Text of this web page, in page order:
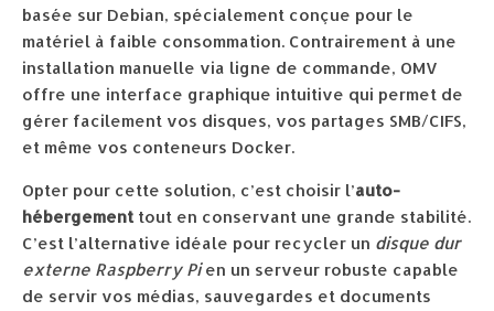
basée sur Debian, spécialement conçue pour le
matériel à faible consommation. Contrairement à une
installation manuelle via ligne de commande, OMV
offre une interface graphique intuitive qui permet de
gérer facilement vos disques, vos partages SMB/CIFS,
et même vos conteneurs Docker.
Opter pour cette solution, c’est choisir l’auto-
hébergement tout en conservant une grande stabilité.
C’est l’alternative idéale pour recycler un disque dur
externe Raspberry Pien un serveur robuste capable
de servir vos médias, sauvegardes et documents